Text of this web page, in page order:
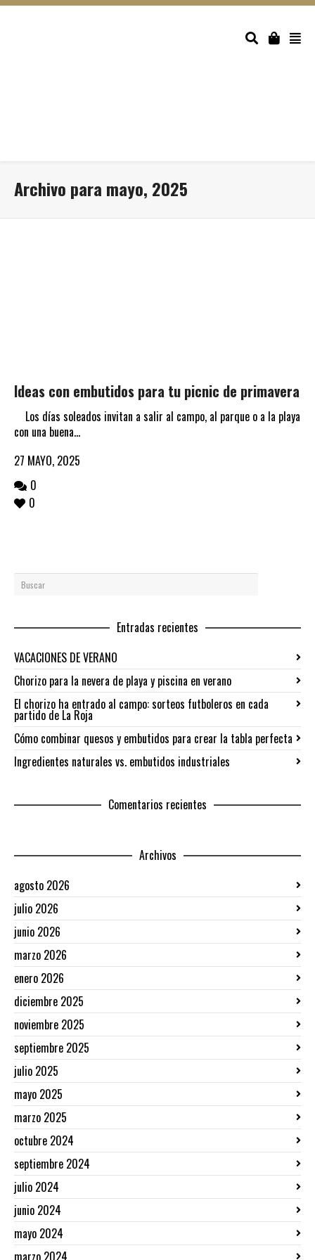
Archivo para mayo, 2025
Ideas con embutidos para tu picnic de primavera
Los días soleados invitan a salir al campo, al parque o a la playa
con una buena...
27 MAYO, 2025
0
0
Entradas recientes
VACACIONES DE VERANO
Chorizo para la nevera de playa y piscina en verano
El chorizo ha entrado al campo: sorteos futboleros en cada
partido de La Roja
Cómo combinar quesos y embutidos para crear la tabla perfecta
Ingredientes naturales vs. embutidos industriales
Comentarios recientes
Archivos
agosto 2026
julio 2026
junio 2026
marzo 2026
enero 2026
diciembre 2025
noviembre 2025
septiembre 2025
julio 2025
mayo 2025
marzo 2025
octubre 2024
septiembre 2024
julio 2024
junio 2024
mayo 2024
marzo 2024